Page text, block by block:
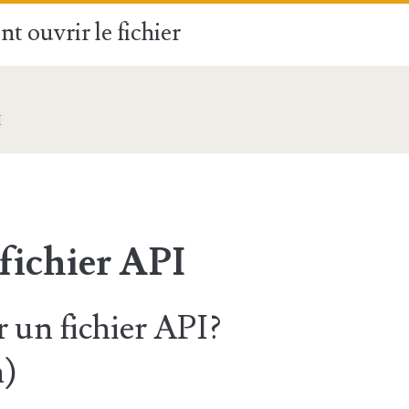
ouvrir le fichier
API
fichier API?